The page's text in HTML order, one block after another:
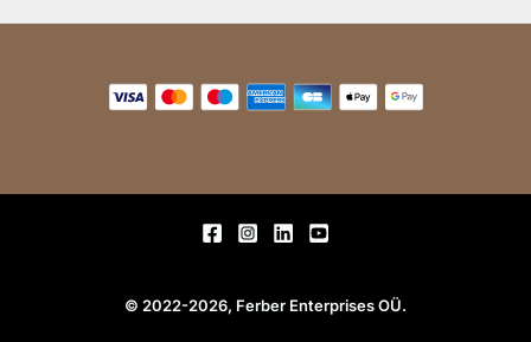
© 2022-2026, Ferber Enterprises OÜ.